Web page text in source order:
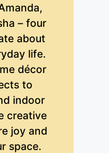
– four
about
life.
décor
to
indoor
creative
joy and
space.